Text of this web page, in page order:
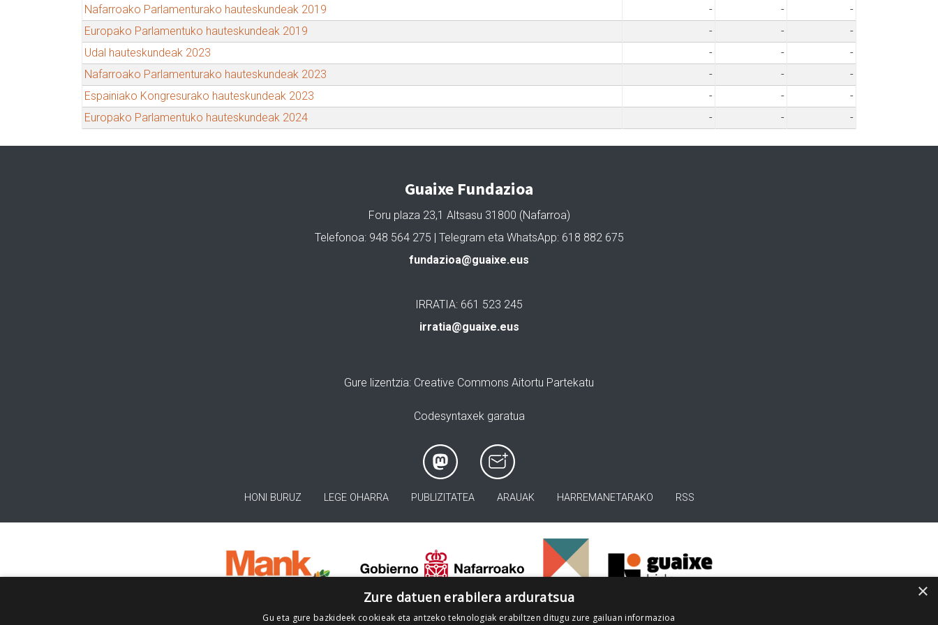
Nafarroako Parlamenturako hauteskundeak 2019
- -
-
Europako Parlamentuko hauteskundeak 2019
- -
-
Udal hauteskundeak 2023
- -
-
Nafarroako Parlamenturako hauteskundeak 2023
- -
-
Espainiako Kongresurako hauteskundeak 2023
- -
-
Europako Parlamentuko hauteskundeak 2024
- - -
Guaixe Fundazioa
Foru plaza 23,1 Altsasu 31800 (Nafarroa)
Telefonoa: 948 564 275 | Telegram eta WhatsApp: 618 882 675
fundazioa@guaixe.eus
IRRATIA: 661 523 245
irratia@guaixe.eus
Gure lizentzia: Creative Commons Aitortu Partekatu
Codesyntaxek garatua
HONI BURUZ LEGE OHARRA PUBLIZITATEA ARAUAK HARREMANETARAKO RSS
×
Zure datuen erabilera arduratsua
Gu eta gure bazkideek cookieak eta antzeko teknologiak erabiltzen ditugu zure gailuan informazioa